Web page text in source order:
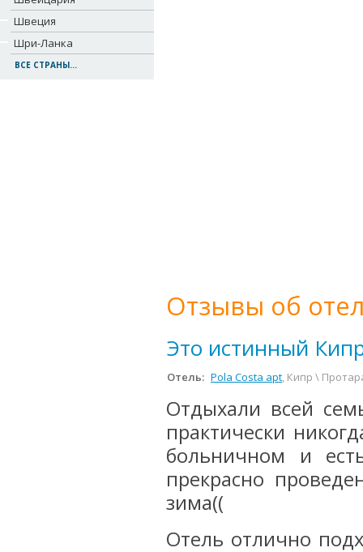
Швеция
Шри-Ланка
ВСЕ СТРАНЫ...
Отзывы об
Это истинный
Отель: Pola Costa apt, Кипр \
Отдыхали всей
практически
больничном и
прекрасно
зима((
Отель отлично